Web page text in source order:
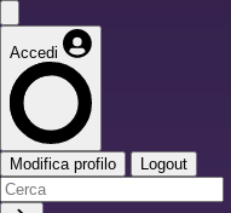
Accedi
Modifica profilo Logout